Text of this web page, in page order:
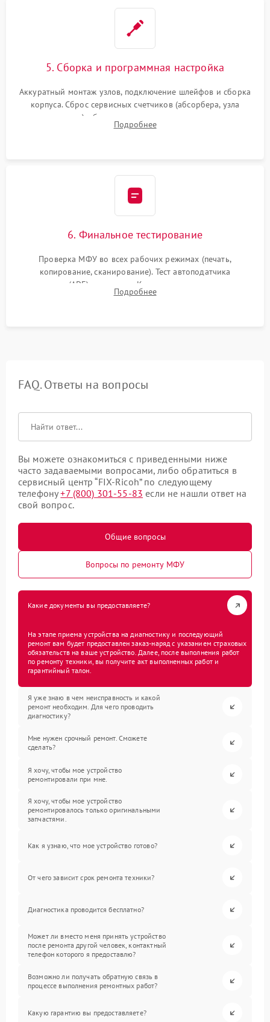
5. Сборка и программная настройка
Аккуратный монтаж узлов, подключение шлейфов и сборка
корпуса. Сброс сервисных счетчиков (абсорбера, узла
закрепления), обновление прошивки и программная
калибровка цветопередачи и позиционирования сканера.
Подробнее
6. Финальное тестирование
Проверка МФУ во всех рабочих режимах (печать,
копирование, сканирование). Тест автоподатчика
документов (ADF) и дуплекса. Контроль качества отпечатка
на отсутствие серого фона, полос и надежность запекания
Подробнее
FAQ. Ответы на вопросы
Вы можете ознакомиться с приведенными ниже
часто задаваемыми вопросами, либо обратиться в
сервисный центр “FIX-Ricoh” по следующему
телефону+7 (800) 301-55-83 если не нашли ответ на
свой вопрос.
Общие вопросы
Вопросы по ремонту МФУ
Какие документы вы предоставляете?
На этапе приема устройства на диагностику и последующий
ремонт вам будет предоставлен заказ-наряд с указанием страховых
обязательств на ваше устройство. Далее, после выполнения работ
по ремонту техники, вы получите акт выполненных работ и
гарантийный талон.
Я уже знаю в чем неисправность и какой
ремонт необходим. Для чего проводить
диагностику?
Мне нужен срочный ремонт. Сможете
сделать?
Я хочу, чтобы мое устройство
ремонтировали при мне.
Я хочу, чтобы мое устройство
ремонтировалось только оригинальными
запчастями.
Как я узнаю, что мое устройство готово?
От чего зависит срок ремонта техники?
Диагностика проводится бесплатно?
Может ли вместо меня принять устройство
после ремонта другой человек, контактный
телефон которого я предоставлю?
Возможно ли получать обратную связь в
процессе выполнения ремонтных работ?
Какую гарантию вы предоставляете?